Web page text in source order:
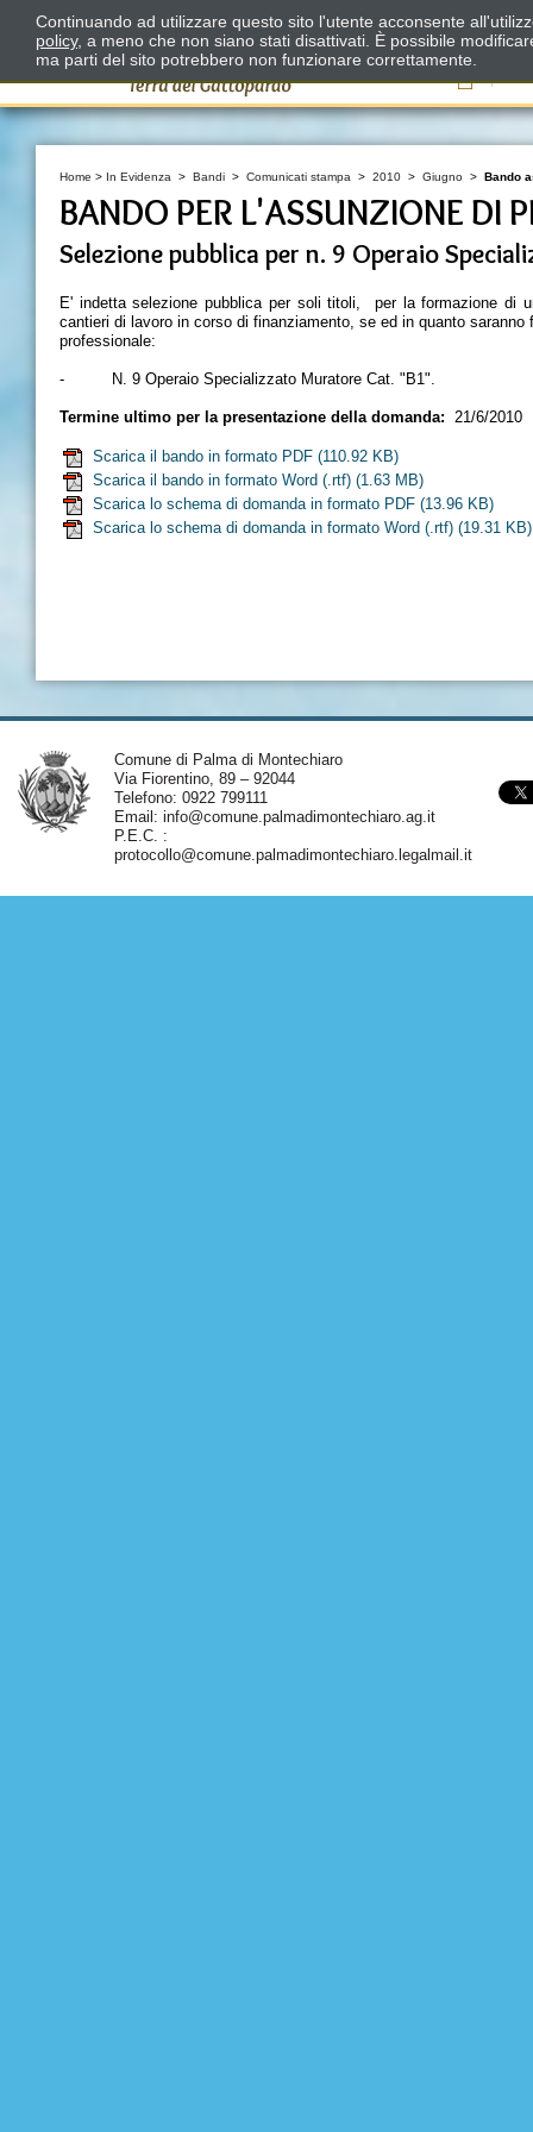
Il
Home > In Evidenza > Bandi > Comunicati stampa > 2010 > Giugno > Bando
BANDO PER L'ASSUNZIONE DI
Selezione pubblica per n. 9 Operaio
E' indetta selezione pubblica per soli titoli, per la formazione di
cantieri di lavoro in corso di finanziamento, se ed in quanto
professionale:
- N. 9 Operaio Specializzato Muratore Cat. "B1".
Termine ultimo per la presentazione della domanda: 21/6/2010
Scarica il bando in formato PDF (110.92 KB)
Scarica il bando in formato Word (.rtf) (1.63 MB)
Scarica lo schema di domanda in formato PDF (13.96 KB)
Scarica lo schema di domanda in formato Word (.rtf) (19.31 KB)
Comune di Palma di Montechiaro
Via Fiorentino, 89 – 92044
Telefono: 0922 799111
Email: info@comune.palmadimontechiaro.ag.it
P.E.C. :
protocollo@comune.palmadimontechiaro.legalmail.it
Continuando ad utilizzare questo sito l'utente acconsente
policy, a meno che non siano stati disattivati. È possibile
ma parti del sito potrebbero non funzionare correttamente.